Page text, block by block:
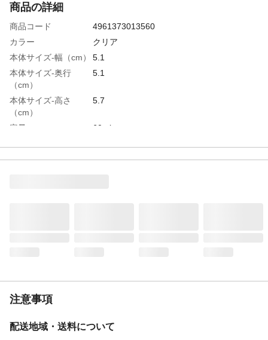
商品の詳細
商品コード
4961373013560
カラー
クリア
本体サイズ-幅（cm）
5.1
本体サイズ-奥行
（cm）
5.1
本体サイズ-高さ
（cm）
5.7
容量
60ml
耐熱／耐冷温度
耐熱温度差－35/＋35
注意事項
配送地域・送料について